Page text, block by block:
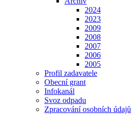
2024
2023
2009
2008
2007
2006
2005
Profil zadavatele
Obecní grant
Infokanál
Svoz odpadu
Zpracování osobních údajů